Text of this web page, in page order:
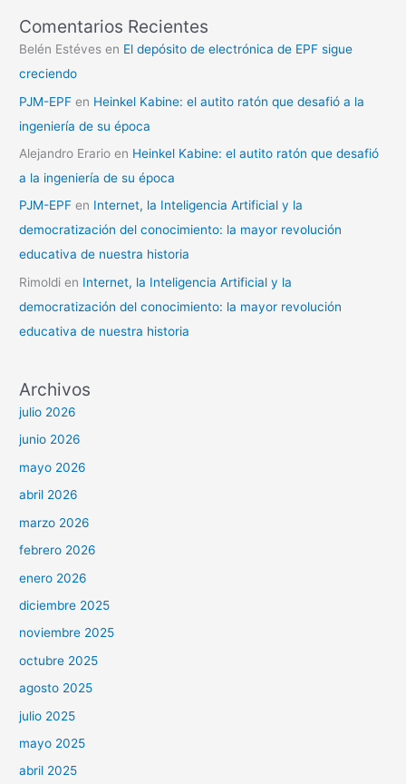
Comentarios Recientes
Belén Estéves en El depósito de electrónica de EPF sigue
creciendo
PJM-EPF en Heinkel Kabine: el autito ratón que desafió a la
ingeniería de su época
Alejandro Erario en Heinkel Kabine: el autito ratón que desafió
a la ingeniería de su época
PJM-EPF en Internet, la Inteligencia Artificial y la
democratización del conocimiento: la mayor revolución
educativa de nuestra historia
Rimoldi en Internet, la Inteligencia Artificial y la
democratización del conocimiento: la mayor revolución
educativa de nuestra historia
Archivos
julio 2026
junio 2026
mayo 2026
abril 2026
marzo 2026
febrero 2026
enero 2026
diciembre 2025
noviembre 2025
octubre 2025
agosto 2025
julio 2025
mayo 2025
abril 2025